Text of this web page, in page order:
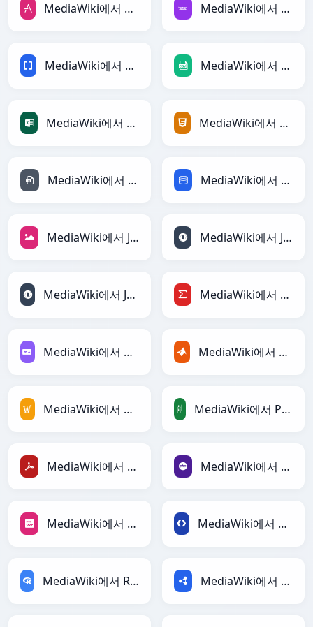
MediaWiki에서 AsciiDoc로 MediaWiki에서 Avro로
MediaWiki에서 BBCode로 MediaWiki에서 CSV로
MediaWiki에서 Excel로 MediaWiki에서 HTML로
MediaWiki에서 INI로 MediaWiki에서 SQL로
MediaWiki에서 JPEG로 MediaWiki에서 JSON로
MediaWiki에서 JSONLines로 MediaWiki에서 LaTeX로
MediaWiki에서 Markdown로 MediaWiki에서 MATLAB로
MediaWiki에서 MediaWiki로 MediaWiki에서 PandasDataFrame로
MediaWiki에서 PDF로 MediaWiki에서 PHP로
MediaWiki에서 PNG로 MediaWiki에서 Protobuf로
MediaWiki에서 RDataFrame로 MediaWiki에서 RDF로